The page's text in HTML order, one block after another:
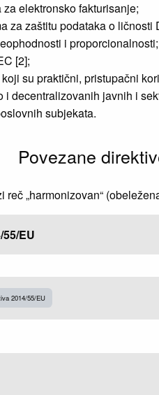
elektronsko fakturisanje;
za zaštitu podataka o
i proporcionalnosti;
[2];
su praktični, pristupačni
decentralizovanih javnih i
subjekata.
Povezane
„harmonizovan“
55/EU
2014/55/EU